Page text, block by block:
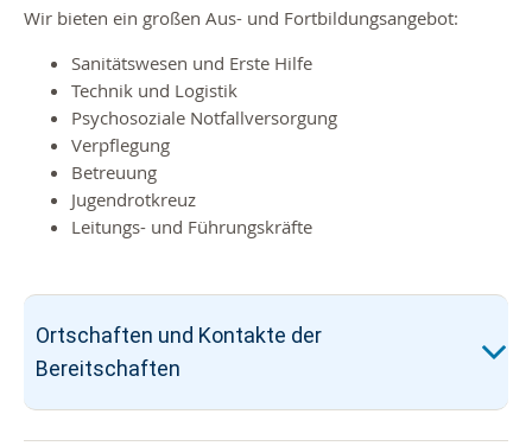
Wir bieten ein großen Aus- und Fortbildungsangebot:
Sanitätswesen und Erste Hilfe
Technik und Logistik
Psychosoziale Notfallversorgung
Verpflegung
Betreuung
Jugendrotkreuz
Leitungs- und Führungskräfte
Ortschaften und Kontakte der
Bereitschaften